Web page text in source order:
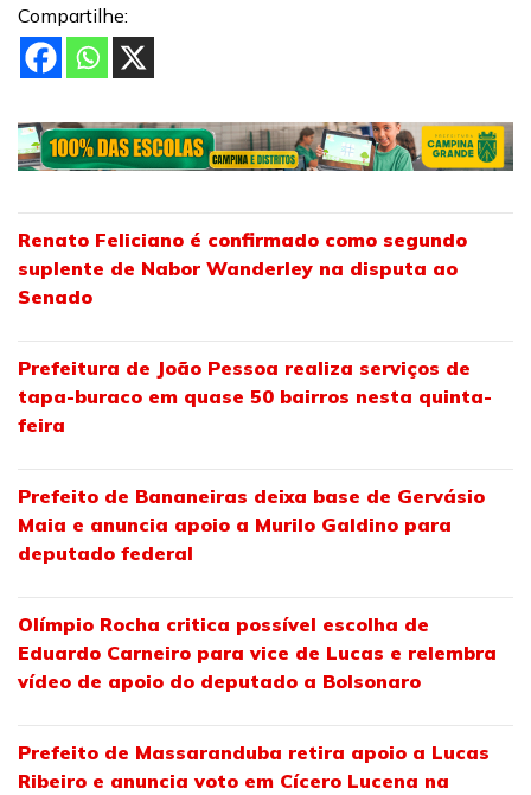
Compartilhe:
Renato Feliciano é confirmado como segundo
suplente de Nabor Wanderley na disputa ao
Senado
Prefeitura de João Pessoa realiza serviços de
tapa-buraco em quase 50 bairros nesta quinta-
feira
Prefeito de Bananeiras deixa base de Gervásio
Maia e anuncia apoio a Murilo Galdino para
deputado federal
Olímpio Rocha critica possível escolha de
Eduardo Carneiro para vice de Lucas e relembra
vídeo de apoio do deputado a Bolsonaro
Prefeito de Massaranduba retira apoio a Lucas
Ribeiro e anuncia voto em Cícero Lucena na